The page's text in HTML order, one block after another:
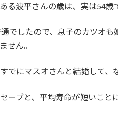
る波平さんの歳は、実は54歳
でしたので、息子のカツオ
せん。
でにマスオさんと結婚して、
ーブと、平均寿命が短いこ